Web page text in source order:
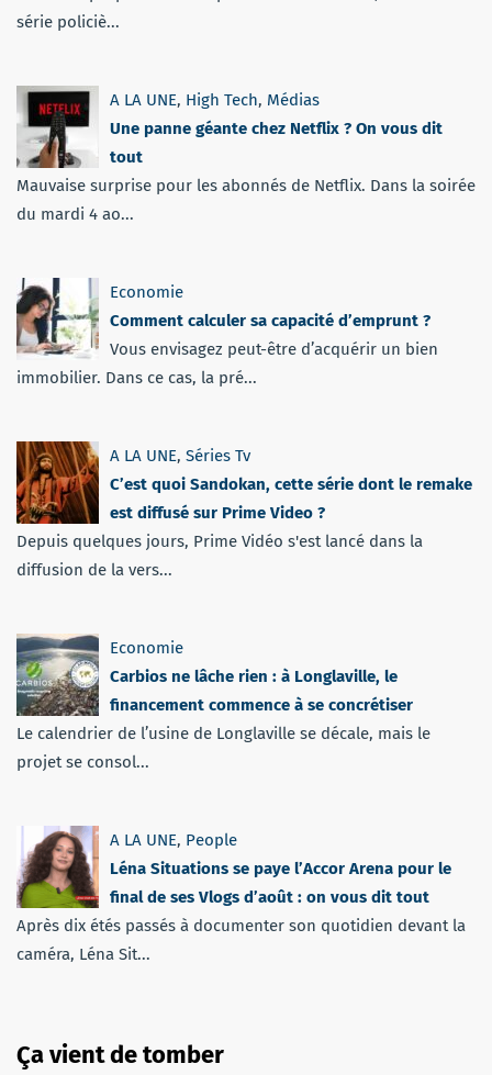
série policiè...
A LA UNE, High Tech, Médias
Une panne géante chez Netflix ? On vous dit
tout
Mauvaise surprise pour les abonnés de Netflix. Dans la soirée
du mardi 4 ao...
Economie
Comment calculer sa capacité d’emprunt ?
Vous envisagez peut-être d’acquérir un bien
immobilier. Dans ce cas, la pré...
A LA UNE, Séries Tv
C’est quoi Sandokan, cette série dont le remake
est diffusé sur Prime Video ?
Depuis quelques jours, Prime Vidéo s'est lancé dans la
diffusion de la vers...
Economie
Carbios ne lâche rien : à Longlaville, le
financement commence à se concrétiser
Le calendrier de l’usine de Longlaville se décale, mais le
projet se consol...
A LA UNE, People
Léna Situations se paye l’Accor Arena pour le
final de ses Vlogs d’août : on vous dit tout
Après dix étés passés à documenter son quotidien devant la
caméra, Léna Sit...
Ça vient de tomber